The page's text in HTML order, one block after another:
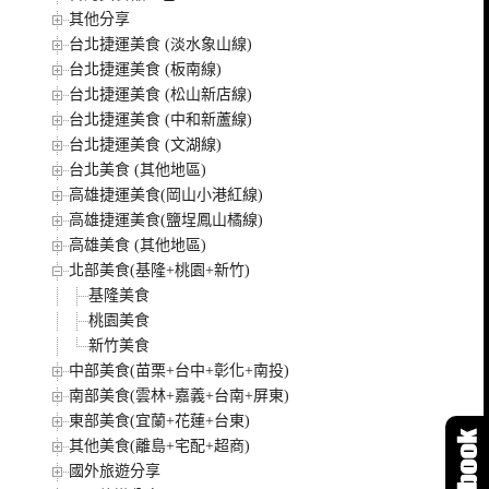
其他分享
台北捷運美食 (淡水象山線)
台北捷運美食 (板南線)
台北捷運美食 (松山新店線)
台北捷運美食 (中和新蘆線)
台北捷運美食 (文湖線)
台北美食 (其他地區)
高雄捷運美食(岡山小港紅線)
高雄捷運美食(鹽埕鳳山橘線)
高雄美食 (其他地區)
北部美食(基隆+桃園+新竹)
基隆美食
桃園美食
新竹美食
中部美食(苗栗+台中+彰化+南投)
南部美食(雲林+嘉義+台南+屏東)
東部美食(宜蘭+花蓮+台東)
其他美食(離島+宅配+超商)
國外旅遊分享